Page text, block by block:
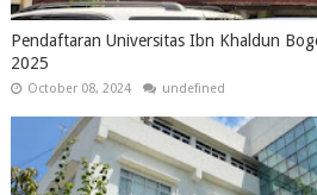
Pendaftaran Universitas Ibn Khaldun
2025
October 08, 2024 undefined